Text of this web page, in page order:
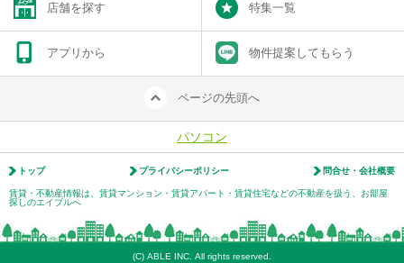
店舗を探す 特集一覧
アプリから 物件提案してもらう
ページの先頭へ
パソコン
トップ プライバシーポリシー 問合せ・会社概要
賃貸・不動産情報は、賃貸マンション・賃貸アパート・賃貸住宅などの不動産を扱う、お部屋
探しのエイブルへ
(C) ABLE INC. All rights reserved.